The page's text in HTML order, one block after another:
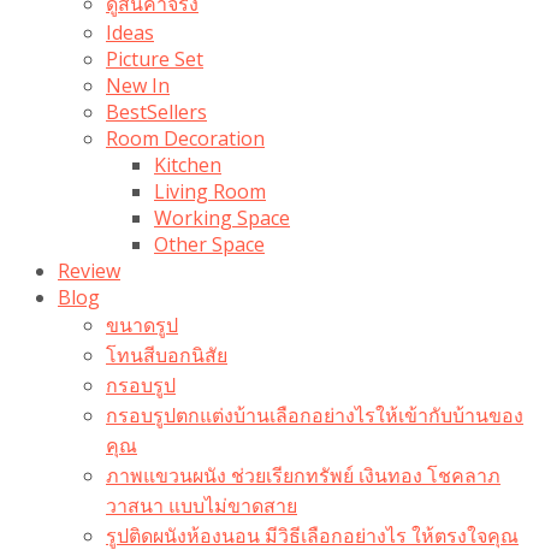
Ideas
Picture Set
New In
BestSellers
Room Decoration
Kitchen
Living Room
Working Space
Other Space
Review
Blog
ขนาดรูป
โทนสีบอกนิสัย
กรอบรูป
กรอบรูปตกแต่งบ้านเลือกอย่างไรให้เข้ากับบ้านของ
คุณ
ภาพแขวนผนัง ช่วยเรียกทรัพย์ เงินทอง โชคลาภ
วาสนา แบบไม่ขาดสาย
รูปติดผนังห้องนอน มีวิธีเลือกอย่างไร ให้ตรงใจคุณ